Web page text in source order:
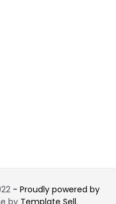
- Proudly powered by
by Template Sell.